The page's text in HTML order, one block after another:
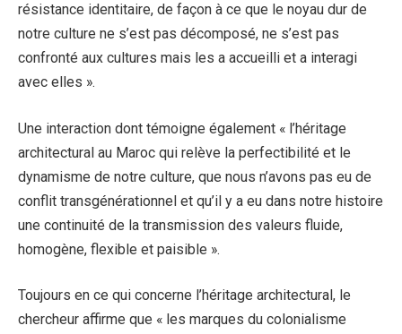
résistance identitaire, de façon à ce que le noyau dur de
notre culture ne s’est pas décomposé, ne s’est pas
confronté aux cultures mais les a accueilli et a interagi
avec elles ».
Une interaction dont témoigne également « l’héritage
architectural au Maroc qui relève la perfectibilité et le
dynamisme de notre culture, que nous n’avons pas eu de
conflit transgénérationnel et qu’il y a eu dans notre histoire
une continuité de la transmission des valeurs fluide,
homogène, flexible et paisible ».
Toujours en ce qui concerne l’héritage architectural, le
chercheur affirme que « les marques du colonialisme